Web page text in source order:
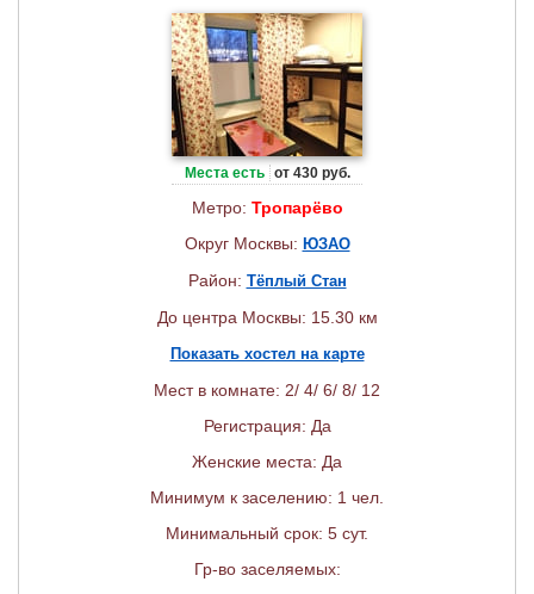
Места есть от 430 руб.
Метро: Тропарёво
Округ Москвы: ЮЗАО
Район: Тёплый Стан
До центра Москвы: 15.30 км
Показать хостел на карте
Мест в комнате: 2/ 4/ 6/ 8/ 12
Регистрация: Да
Женские места: Да
Минимум к заселению: 1 чел.
Минимальный срок: 5 сут.
Гр-во заселяемых: